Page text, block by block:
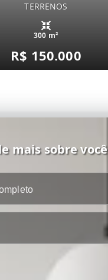
TERRENOS
300 m²
R$ 150.000
mais sobre você